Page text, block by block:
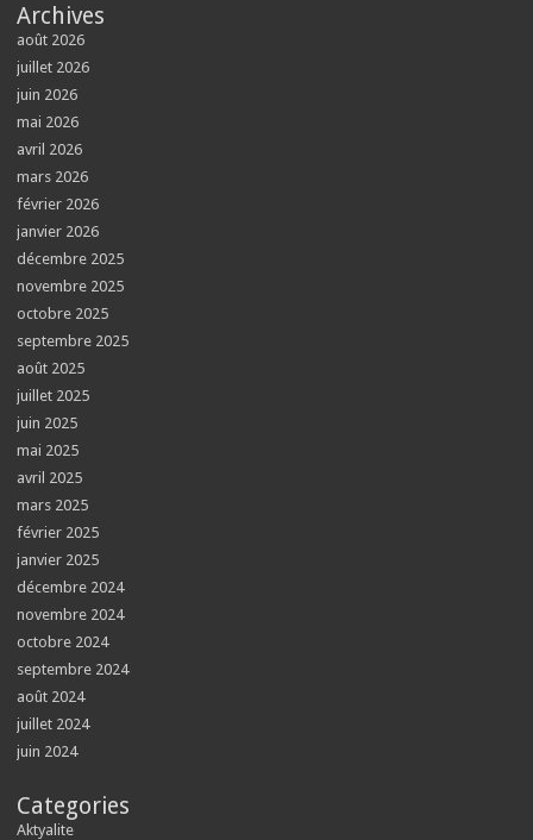
Archives
août 2026
juillet 2026
juin 2026
mai 2026
avril 2026
mars 2026
février 2026
janvier 2026
décembre 2025
novembre 2025
octobre 2025
septembre 2025
août 2025
juillet 2025
juin 2025
mai 2025
avril 2025
mars 2025
février 2025
janvier 2025
décembre 2024
novembre 2024
octobre 2024
septembre 2024
août 2024
juillet 2024
juin 2024
Categories
Aktyalite